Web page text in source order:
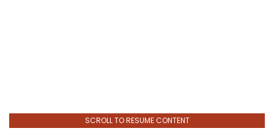
SCROLL TO RESUME CONTENT